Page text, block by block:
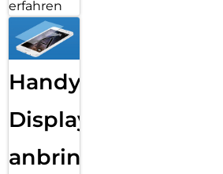
erfahren
Handy
Displayfolie
anbringen